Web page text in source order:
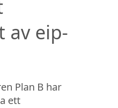
av eip-
Plan B har
ett